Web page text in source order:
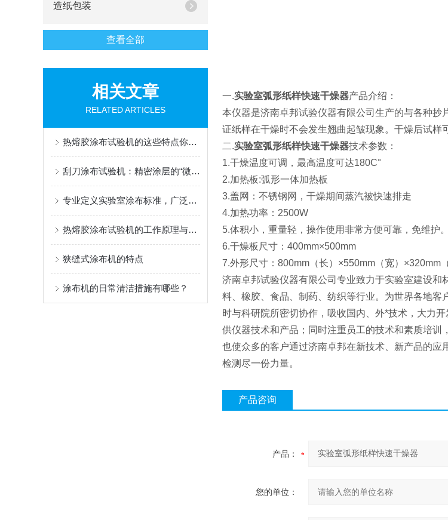
造纸包装
查看全部
相关文章
RELATED ARTICLES
热熔胶涂布试验机的这些特点你都了解吗？
刮刀涂布试验机：精密涂层的“微米级裁缝”
专业定义实验室涂布标准，广泛赋能材料创新研发
热熔胶涂布试验机的工作原理与应用
狭缝式涂布机的特点
涂布机的日常清洁措施有哪些？
一.实验室弧形纸样快速干燥器产品介绍：
本仪器是济南卓邦试验仪器有限公司生产的与各种
证纸样在干燥时不会发生翘曲起皱现象。干燥后试样
二.实验室弧形纸样快速干燥器技术参数：
1.干燥温度可调，最高温度可达180C°
2.加热板:弧形一体加热板
3.盖网：不锈钢网，干燥期间蒸汽被快速排走
4.加热功率：2500W
5.体积小，重量轻，操作使用非常方便可靠，免维护。
6.干燥板尺寸：400mm×500mm
7.外形尺寸：800mm（长）×550mm（宽）×320mm
济南卓邦试验仪器有限公司专业致力于实验室建设
料、橡胶、食品、制药、纺织等行业。为世界各地
时与科研院所密切协作，吸收国内、外*技术，大力
供仪器技术和产品；同时注重员工的技术和素质培
也使众多的客户通过济南卓邦在新技术、新产品的
检测尽一份力量。
产品咨询
产品：
您的单位：